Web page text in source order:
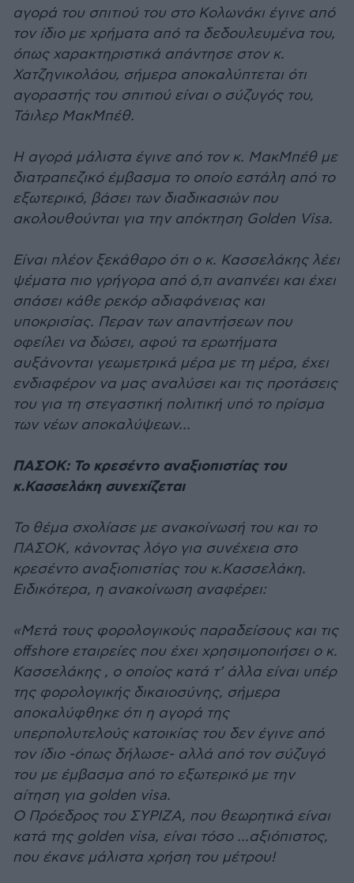
αγορά του σπιτιού του στο Κολωνάκι έγινε από
τον ίδιο με χρήματα από τα δεδουλευμένα του,
όπως χαρακτηριστικά απάντησε στον κ.
Χατζηνικολάου, σήμερα αποκαλύπτεται ότι
αγοραστής του σπιτιού είναι ο σύζυγός του,
Τάιλερ ΜακΜπέθ.
Η αγορά μάλιστα έγινε από τον κ. ΜακΜπέθ με
διατραπεζικό έμβασμα το οποίο εστάλη από το
εξωτερικό, βάσει των διαδικασιών που
ακολουθούνται για την απόκτηση Golden Visa.
Είναι πλέον ξεκάθαρο ότι ο κ. Κασσελάκης λέει
ψέματα πιο γρήγορα από ό,τι αναπνέει και έχει
σπάσει κάθε ρεκόρ αδιαφάνειας και
υποκρισίας. Περαν των απαντήσεων που
οφείλει να δώσει, αφού τα ερωτήματα
αυξάνονται γεωμετρικά μέρα με τη μέρα, έχει
ενδιαφέρον να μας αναλύσει και τις προτάσεις
του για τη στεγαστική πολιτική υπό το πρίσμα
των νέων αποκαλύψεων…
ΠΑΣΟΚ: Το κρεσέντο αναξιοπιστίας του
κ.Κασσελάκη συνεχίζεται
Το θέμα σχολίασε με ανακοίνωσή του και το
ΠΑΣΟΚ, κάνοντας λόγο για συνέχεια στο
κρεσέντο αναξιοπιστίας του κ.Κασσελάκη.
Ειδικότερα, η ανακοίνωση αναφέρει:
«Μετά τους φορολογικούς παραδείσους και τις
offshore εταιρείες που έχει χρησιμοποιήσει ο κ.
Κασσελάκης , ο οποίος κατά τ’ άλλα είναι υπέρ
της φορολογικής δικαιοσύνης, σήμερα
αποκαλύφθηκε ότι η αγορά της
υπερπολυτελούς κατοικίας του δεν έγινε από
τον ίδιο -όπως δήλωσε- αλλά από τον σύζυγό
του με έμβασμα από το εξωτερικό με την
αίτηση για golden visa.
Ο Πρόεδρος του ΣΥΡΙΖΑ, που θεωρητικά είναι
κατά της golden visa, είναι τόσο …αξιόπιστος,
που έκανε μάλιστα χρήση του μέτρου!